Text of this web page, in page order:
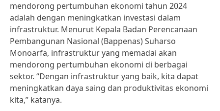
mendorong pertumbuhan ekonomi tahun 2024
adalah dengan meningkatkan investasi dalam
infrastruktur. Menurut Kepala Badan Perencanaan
Pembangunan Nasional (Bappenas) Suharso
Monoarfa, infrastruktur yang memadai akan
mendorong pertumbuhan ekonomi di berbagai
sektor. “Dengan infrastruktur yang baik, kita dapat
meningkatkan daya saing dan produktivitas ekonomi
kita,” katanya.